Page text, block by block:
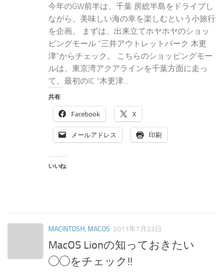
今年のGW前半は、千葉 房総半島をドライブし
ながら、美味しい海の幸を楽しむという小旅行
を企画。 まずは、出来立てホヤホヤのショッ
ピングモール “三井アウトレットパーク 木更
津”からチェック。 こちらのショッピングモー
ルは、東京湾アクアラインを千葉方面に走っ
て、最初のIC “木更津...
共有:
Facebook X
メールアドレス 印刷
いいね:
MACINTOSH, MACOS 2011年7月23日
MacOS Lionの知っておきたい
◯◯をチェック!!